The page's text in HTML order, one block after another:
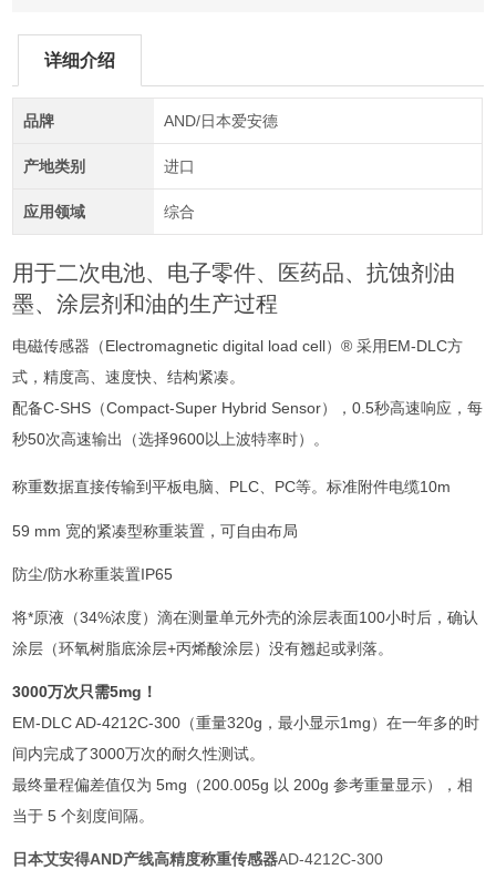
详细介绍
品牌 AND/日本爱安德
产地类别 进口
应用领域 综合
用于二次电池、电子零件、医药品、抗蚀剂油
墨、涂层剂和油的生产过程
电磁传感器（Electromagnetic digital load cell）® 采用EM-DLC方
式，精度高、速度快、结构紧凑。
配备C-SHS（Compact-Super Hybrid Sensor），0.5秒高速响应，每
秒50次高速输出（选择9600以上波特率时）。
称重数据直接传输到平板电脑、PLC、PC等。标准附件电缆10m
59 mm 宽的紧凑型称重装置，可自由布局
防尘/防水称重装置IP65
将*原液（34%浓度）滴在测量单元外壳的涂层表面100小时后，确认
涂层（环氧树脂底涂层+丙烯酸涂层）没有翘起或剥落。
3000万次只需5mg！
EM-DLC AD-4212C-300（重量320g，最小显示1mg）在一年多的时
间内完成了3000万次的耐久性测试。
最终量程偏差值仅为 5mg（200.005g 以 200g 参考重量显示），相
当于 5 个刻度间隔。
日本艾安得AND产线高精度称重传感器AD-4212C-300